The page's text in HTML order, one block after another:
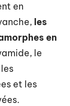
en
les
en
le
et les